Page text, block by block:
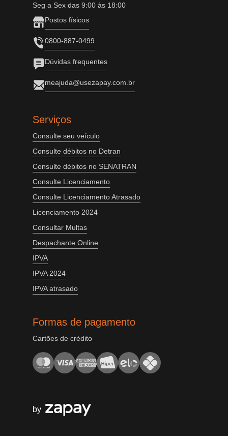
Seg a Sex das 9:00 às 18:00
Postos físicos
0800-887-0499
Dúvidas frequentes
meajuda@usezapay.com.br
Serviços
Consulte seu veículo
Consulte débitos no Detran
Consulte débitos no SENATRAN
Consulte Licenciamento
Consulte Licenciamento Atrasado
Licenciamento 2024
Consultar Multas
Despachante Online
IPVA
IPVA 2024
IPVA atrasado
Formas de pagamento
Cartões de crédito
by